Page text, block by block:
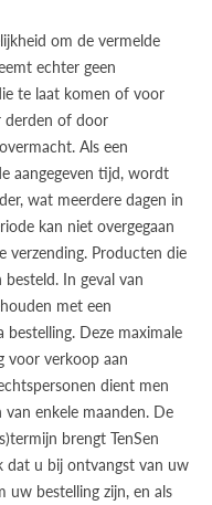
om de vermelde
echter geen
te laat komen of voor
derden of door
Als een
aangegeven tijd, wordt
wat meerdere dagen in
kan niet overgegaan
verzending. Producten die
In geval van
met een
Deze maximale
voor verkoop aan
dient men
enkele maanden. De
brengt TenSen
dat u bij ontvangst van uw
bestelling zijn, en als